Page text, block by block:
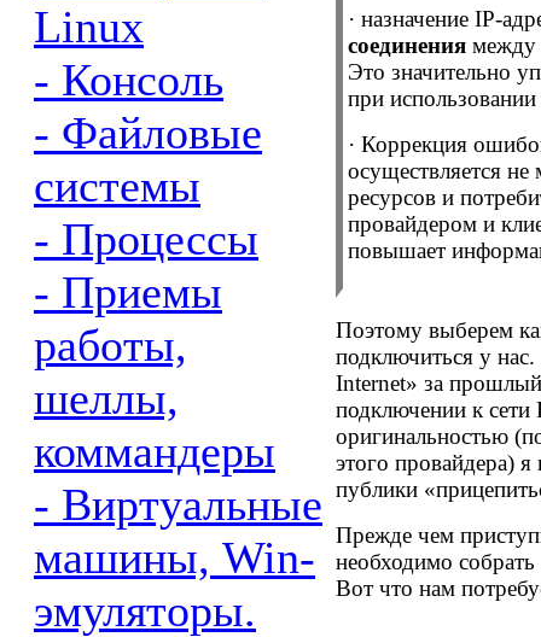
Linux
- Консоль
- Файловые
системы
- Процессы
- Приемы
работы,
шеллы,
коммандеры
- Виртуальные
машины, Win-
эмуляторы.
· назначение IP-
соединения между
Это значительно
при
· Коррекция
осуществляется
ресурсов и
провайдером и
повышает
Поэтому выберем
подключиться у
Internet» за
подключении к
оригинальностью
этого провайдера)
публики
Прежде чем
необходимо
Вот что нам